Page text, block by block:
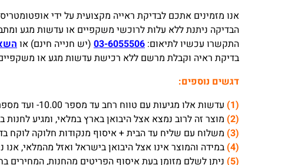
אנו מזמינים אתכם לבדיקת ראייה מקצועית על ידי אופטומטריסט
הבדיקה ניתנת ללא עלות לרוכשי משקפיים או עדשות מגע
התקשרו עכשיו לתיאום: 03-6055506 (יש חנייה חינם) או
בדיקת ראיה וקבלת מרשם ללא רכישת עדשות מגע או משקפיים
דגשים נוספים:
(1)
עדשות אלו מגיעות עם טווח רחב עד מספר 10.00- ועד מספר 8.00+ עם כלל הצילינדרים והמעלות.
(2)
מוצר זה לרוב נמצא אצל היבואן בארץ במלאי, ומגיע לחנות בדרך כלל תוך 1-
(3)
משלוח עם שליח עד הבית + איסוף מנקודות חלוקה לוקח בדרך כלל 1-3 ימי עסקים (מרגע יציאת
(4)
במידה והמוצר אינו אצל היבואן בישראל ואזל מהמלאי, אנו
(5)
ניתן לשלם מזומן בעת איסוף הפריטים מהחנות, המחירים